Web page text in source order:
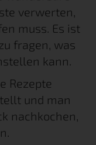
verwerten,
muss. Es ist
fragen, was
kann.
Rezepte
und man
nachkochen,